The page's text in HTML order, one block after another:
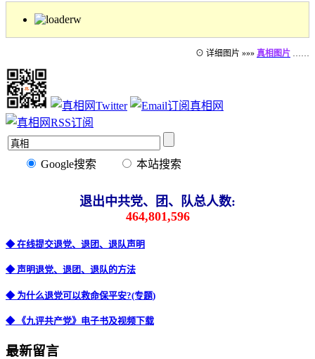
⊙ 详细图片 »»» 真相图片 ……
Google搜索 本站搜索
退出中共党、团、队总人数:
464,801,596
◆ 在线提交退党、退团、退队声明
◆ 声明退党、退团、退队的方法
◆ 为什么退党可以救命保平安?(专题)
◆ 《九评共产党》电子书及视频下载
最新留言